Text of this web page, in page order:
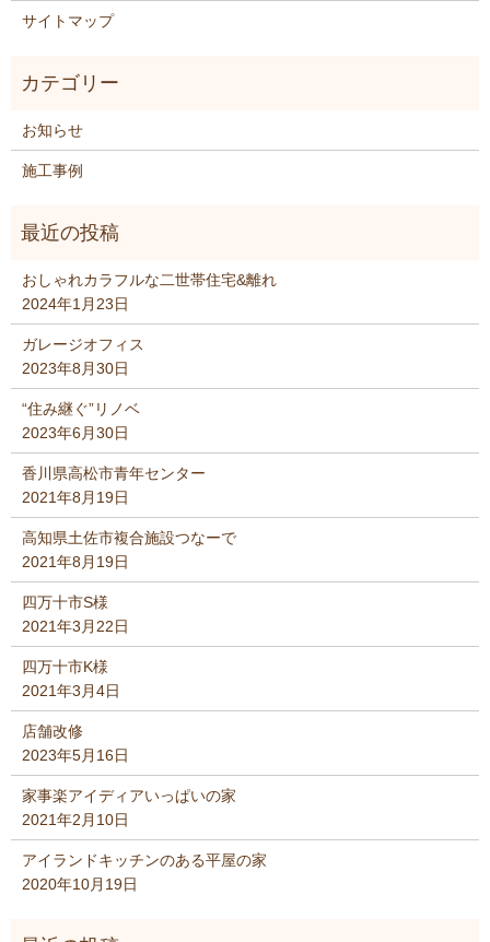
サイトマップ
お知らせ
施工事例
おしゃれカラフルな二世帯住宅&離れ
2024年1月23日
ガレージオフィス
2023年8月30日
“住み継ぐ”リノベ
2023年6月30日
香川県高松市青年センター
2021年8月19日
高知県土佐市複合施設つなーで
2021年8月19日
四万十市S様
2021年3月22日
四万十市K様
2021年3月4日
店舗改修
2023年5月16日
家事楽アイディアいっぱいの家
2021年2月10日
アイランドキッチンのある平屋の家
2020年10月19日